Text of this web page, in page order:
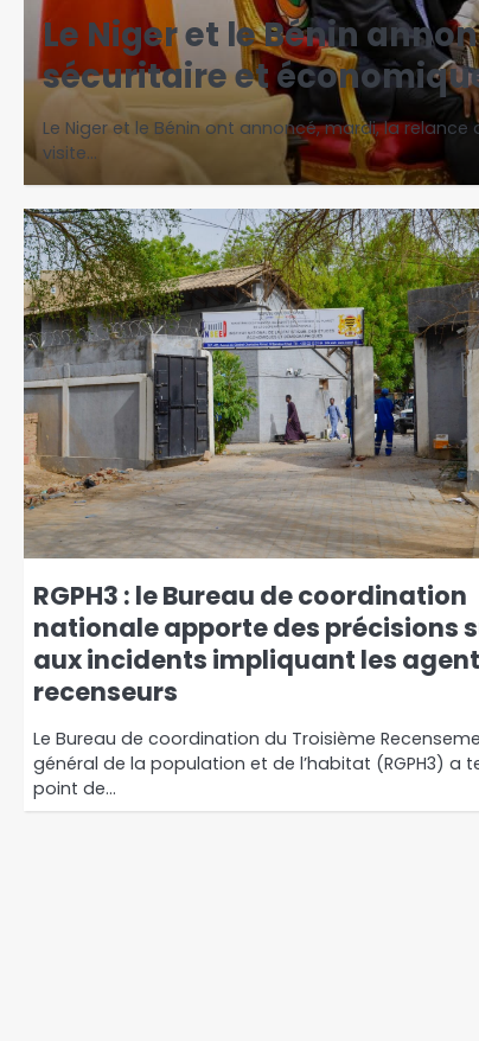
Le Niger et le Bénin
sécuritaire et
Le Niger et le Bénin ont annoncé, mardi, la
visite…
RGPH3 : le Bureau de coordination
nationale apporte des précisions
aux incidents impliquant les
recenseurs
Le Bureau de coordination du Troisième
général de la population et de l’habitat (RGPH3) a
point de…